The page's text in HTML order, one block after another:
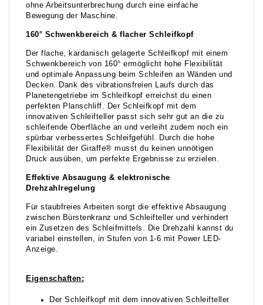
ohne Arbeitsunterbrechung durch eine einfache
Bewegung der Maschine.
160° Schwenkbereich & flacher Schleifkopf
Der flache, kardanisch gelagerte Schleifkopf mit einem
Schwenkbereich von 160° ermöglicht hohe Flexibilität
und optimale Anpassung beim Schleifen an Wänden und
Decken. Dank des vibrationsfreien Laufs durch das
Planetengetriebe im Schleifkopf erreichst du einen
perfekten Planschliff. Der Schleifkopf mit dem
innovativen Schleifteller passt sich sehr gut an die zu
schleifende Oberfläche an und verleiht zudem noch ein
spürbar verbessertes Schleifgefühl. Durch die hohe
Flexibilität der Giraffe® musst du keinen unnötigen
Druck ausüben, um perfekte Ergebnisse zu erzielen.
Effektive Absaugung & elektronische
Drehzahlregelung
Für staubfreies Arbeiten sorgt die effektive Absaugung
zwischen Bürstenkranz und Schleifteller und verhindert
ein Zusetzen des Schleifmittels. Die Drehzahl kannst du
variabel einstellen, in Stufen von 1-6 mit Power LED-
Anzeige.
Eigenschaften:
Der Schleifkopf mit dem innovativen Schleifteller